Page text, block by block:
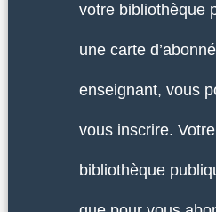
votre bibliothèque
une carte
enseignant, vous
vous inscrire.
bibliothèque